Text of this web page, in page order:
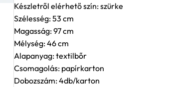
Készletről elérhető szín: szürke
Szélesség: 53 cm
Magasság: 97 cm
Mélység: 46 cm
Alapanyag: textilbőr
Csomagolás: papírkarton
Dobozszám: 4db/karton